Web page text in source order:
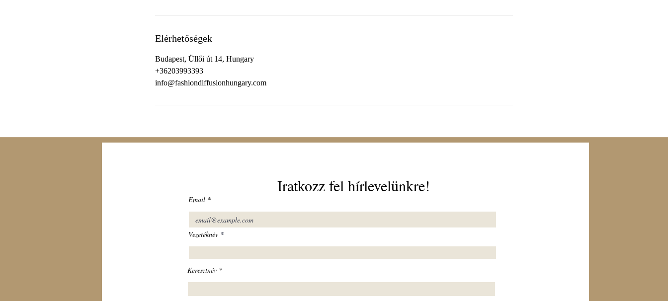
Elérhetőségek
Budapest, Üllői út 14, Hungary
+36203993393
info@fashiondiffusionhungary.com
Iratkozz fel hírlevelünkre!
Email
Vezetéknév
Keresztnév